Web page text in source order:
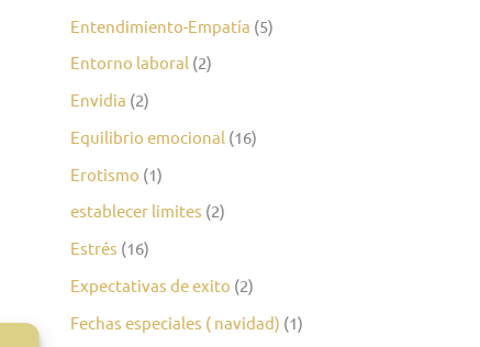
Entendimiento-Empatía (5)
Entorno laboral (2)
Envidia (2)
Equilibrio emocional (16)
Erotismo (1)
establecer limites (2)
Estrés (16)
Expectativas de exito (2)
Fechas especiales ( navidad) (1)